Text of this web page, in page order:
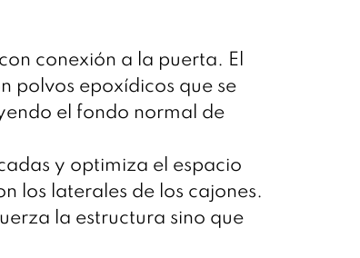
conexión a la puerta. El
polvos epoxídicos que se
el fondo normal de
y optimiza el espacio
los laterales de los cajones.
la estructura sino que